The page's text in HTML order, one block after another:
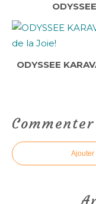
ODYSSEE
Ajouter